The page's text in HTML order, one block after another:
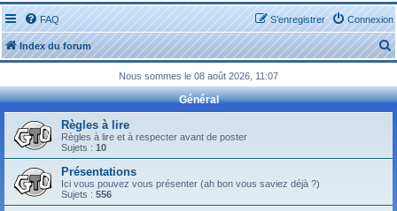
FAQ Connexion
S’enregistrer
Index du forum
e
c
Nous sommes le 08 août 2026, 11:07
Général
Règles à lire
Règles à lire et à respecter avant de poster
Sujets : 10
Présentations
Ici vous pouvez vous présenter (ah bon vous saviez déjà ?)
Sujets : 556